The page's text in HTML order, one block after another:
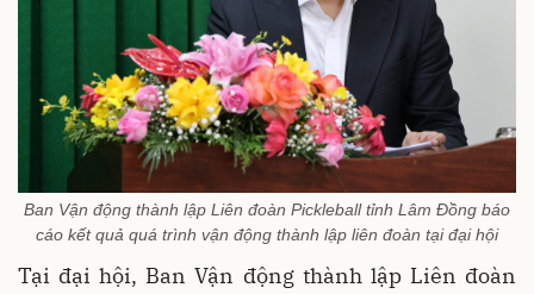
Ban Vận động thành lập Liên đoàn Pickleball tỉnh Lâm Đồng báo
cáo kết quả quá trình vận động thành lập liên đoàn tại đại hội
Tại đại hội, Ban Vận động thành lập Liên đoàn